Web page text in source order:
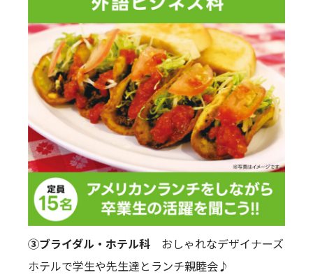
③ブライダル・ホテル科 おしゃれなデザイナーズ
ホテルで学生や先生達とランチ親睦会♪